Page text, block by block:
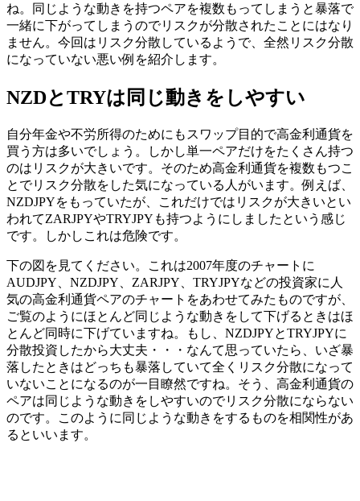
ね。同じような動きを持つペアを複数もってしまうと暴落で
一緒に下がってしまうのでリスクが分散されたことにはなり
ません。今回はリスク分散しているようで、全然リスク分散
になっていない悪い例を紹介します。
NZDとTRYは同じ動きをしやすい
自分年金や不労所得のためにもスワップ目的で高金利通貨を
買う方は多いでしょう。しかし単一ペアだけをたくさん持つ
のはリスクが大きいです。そのため高金利通貨を複数もつこ
とでリスク分散をした気になっている人がいます。例えば、
NZDJPYをもっていたが、これだけではリスクが大きいとい
われてZARJPYやTRYJPYも持つようにしましたという感じ
です。しかしこれは危険です。
下の図を見てください。これは2007年度のチャートに
AUDJPY、NZDJPY、ZARJPY、TRYJPYなどの投資家に人
気の高金利通貨ペアのチャートをあわせてみたものですが、
ご覧のようにほとんど同じような動きをして下げるときはほ
とんど同時に下げていますね。もし、NZDJPYとTRYJPYに
分散投資したから大丈夫・・・なんて思っていたら、いざ暴
落したときはどっちも暴落していて全くリスク分散になって
いないことになるのが一目瞭然ですね。そう、高金利通貨の
ペアは同じような動きをしやすいのでリスク分散にならない
のです。このように同じような動きをするものを相関性があ
るといいます。